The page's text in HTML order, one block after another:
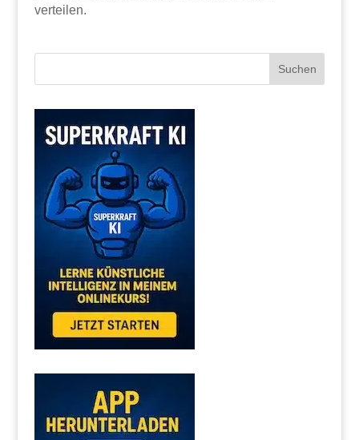
verteilen.